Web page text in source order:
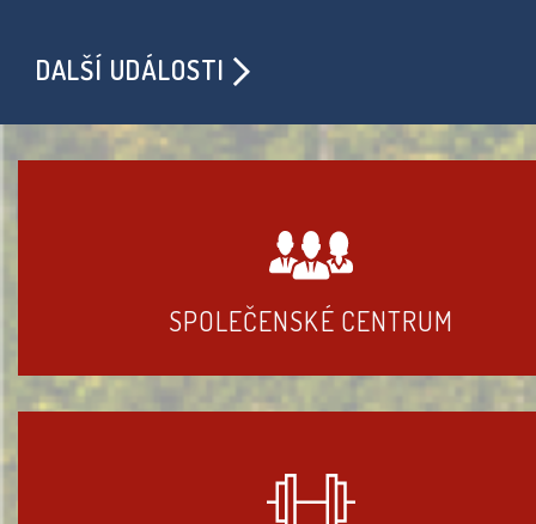
DALŠÍ UDÁLOSTI
SPOLEČENSKÉ CENTRUM